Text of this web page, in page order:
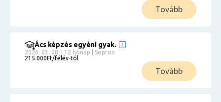
Tovább
Ács képzés egyéni gyak.
2026. 03. 08. | 12 hónap | Sopron
215.000Ft/félév-tól
Tovább